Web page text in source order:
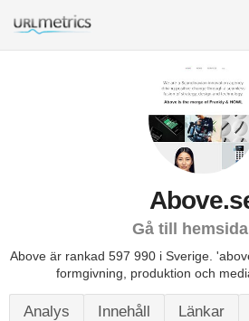
Gå till
Above är rankad 597 990 i Sverige.
formgivning, produktion och
Analys Innehåll Länkar